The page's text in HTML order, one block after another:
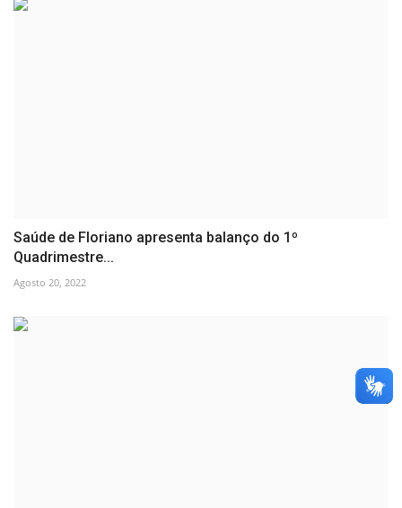
Saúde de Floriano apresenta balanço do 1º
Quadrimestre...
Agosto 20, 2022